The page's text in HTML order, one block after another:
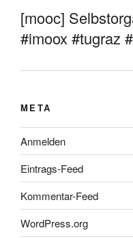
[mooc]
#imoox #tugraz
META
Anmelden
Eintrags-Feed
Kommentar-Feed
WordPress.org